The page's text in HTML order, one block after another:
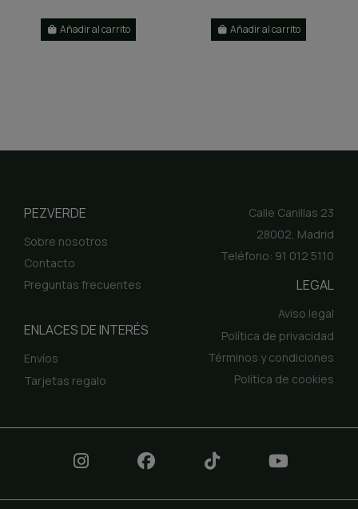
Añadir al carrito Añadir al carrito
PEZVERDE
Sobre nosotros
Contacto
Preguntas frecuentes
ENLACES DE INTERÉS
Envíos
Tarjetas regalo
Calle Canillas 23
28002, Madrid
Teléfono: 91 012 5110
LEGAL
Aviso legal
Política de privacidad
Términos y condiciones
Política de cookies